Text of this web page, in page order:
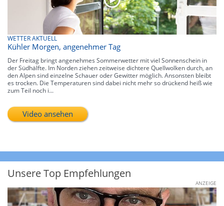
WETTER AKTUELL
Kühler Morgen, angenehmer Tag
Der Freitag bringt angenehmes Sommerwetter mit viel Sonnenschein in
der Südhälfte. Im Norden ziehen zeitweise dichtere Quellwolken durch, an
den Alpen sind einzelne Schauer oder Gewitter möglich. Ansonsten bleibt
es trocken. Die Temperaturen sind dabei nicht mehr so drückend heiß wie
zum Teil noch i...
Video ansehen
Unsere Top Empfehlungen
ANZEIGE